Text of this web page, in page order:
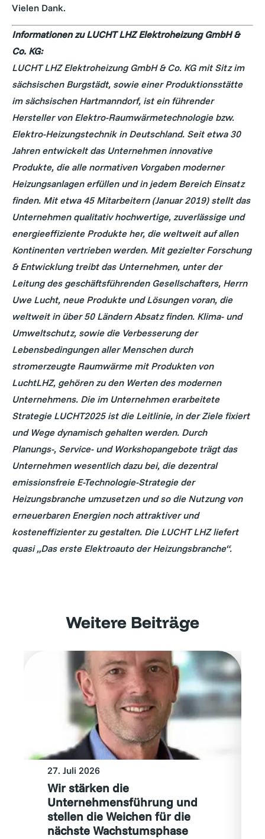
Vielen Dank.
Informationen zu LUCHT LHZ Elektroheizung GmbH &
Co. KG:
LUCHT LHZ Elektroheizung GmbH & Co. KG mit Sitz im
sächsischen Burgstädt, sowie einer Produktionsstätte
im sächsischen Hartmanndorf, ist ein führender
Hersteller von Elektro-Raumwärmetechnologie bzw.
Elektro-Heizungstechnik in Deutschland. Seit etwa 30
Jahren entwickelt das Unternehmen innovative
Produkte, die alle normativen Vorgaben moderner
Heizungsanlagen erfüllen und in jedem Bereich Einsatz
finden. Mit etwa 45 Mitarbeitern (Januar 2019) stellt das
Unternehmen qualitativ hochwertige, zuverlässige und
energieeffiziente Produkte her, die weltweit auf allen
Kontinenten vertrieben werden. Mit gezielter Forschung
& Entwicklung treibt das Unternehmen, unter der
Leitung des geschäftsführenden Gesellschafters, Herrn
Uwe Lucht, neue Produkte und Lösungen voran, die
weltweit in über 50 Ländern Absatz finden. Klima- und
Umweltschutz, sowie die Verbesserung der
Lebensbedingungen aller Menschen durch
stromerzeugte Raumwärme mit Produkten von
LuchtLHZ, gehören zu den Werten des modernen
Unternehmens. Die im Unternehmen erarbeitete
Strategie LUCHT2025 ist die Leitlinie, in der Ziele fixiert
und Wege dynamisch gehalten werden. Durch
Planungs-, Service- und Workshopangebote trägt das
Unternehmen wesentlich dazu bei, die dezentral
emissionsfreie E-Technologie-Strategie der
Heizungsbranche umzusetzen und so die Nutzung von
erneuerbaren Energien noch attraktiver und
kosteneffizienter zu gestalten. Die LUCHT LHZ liefert
quasi „Das erste Elektroauto der Heizungsbranche“.
Weitere Beiträge
27. Juli 2026
Wir stärken die
Unternehmensführung und
stellen die Weichen für die
nächste Wachstumsphase